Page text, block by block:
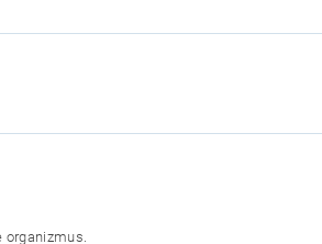
organizmus.